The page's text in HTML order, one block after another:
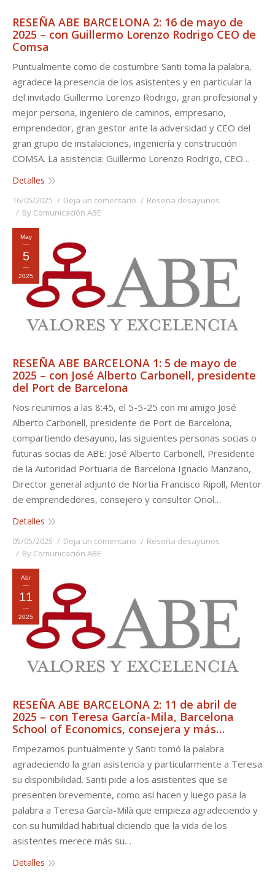
RESEÑA ABE BARCELONA 2: 16 de mayo de
2025 – con Guillermo Lorenzo Rodrigo CEO de
Comsa
Puntualmente como de costumbre Santi toma la palabra,
agradece la presencia de los asistentes y en particular la
del invitado Guillermo Lorenzo Rodrigo, gran profesional y
mejor persona, ingeniero de caminos, empresario,
emprendedor, gran gestor ante la adversidad y CEO del
gran grupo de instalaciones, ingeniería y construcción
COMSA. La asistencia: Guillermo Lorenzo Rodrigo, CEO…
Detalles
16/05/2025 Deja un comentario
Reseña desayunos
By Comunicación ABE
May
5
2025
RESEÑA ABE BARCELONA 1: 5 de mayo de
2025 – con José Alberto Carbonell, presidente
del Port de Barcelona
Nos reunimos a las 8:45, el 5-5-25 con mi amigo José
Alberto Carbonell, presidente de Port de Barcelona,
compartiendo desayuno, las siguientes personas socias o
futuras socias de ABE: José Alberto Carbonell, Presidente
de la Autoridad Portuaria de Barcelona Ignacio Manzano,
Director general adjunto de Nortia Francisco Ripoll, Mentor
de emprendedores, consejero y consultor Oriol…
Detalles
05/05/2025 Deja un comentario
Reseña desayunos
By Comunicación ABE
Abr
11
2025
RESEÑA ABE BARCELONA 2: 11 de abril de
2025 – con Teresa García-Mila, Barcelona
School of Economics, consejera y más…
Empezamos puntualmente y Santi tomó la palabra
agradeciendo la gran asistencia y particularmente a Teresa
su disponibilidad. Santi pide a los asistentes que se
presenten brevemente, como así hacen y luego pasa la
palabra a Teresa García-Milà que empieza agradeciendo y
con su humildad habitual diciendo que la vida de los
asistentes merece más su…
Detalles